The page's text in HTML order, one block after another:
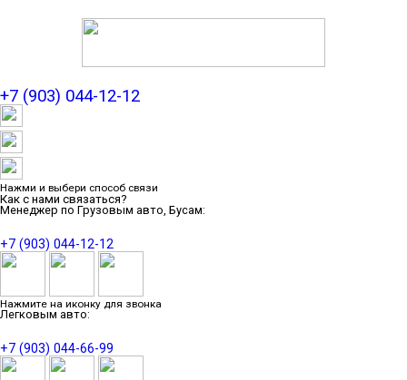
+7 (903) 044-12-12
Нажми и выбери способ связи
Как с нами связаться?
Менеджер по Грузовым авто, Бусам:
+7 (903) 044-12-12
Нажмите на иконку для звонка
Легковым авто:
+7 (903) 044-66-99